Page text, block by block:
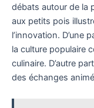
débats autour de la
aux petits pois
l’innovation. D’une
la culture populaire
culinaire. D’autre
des échanges